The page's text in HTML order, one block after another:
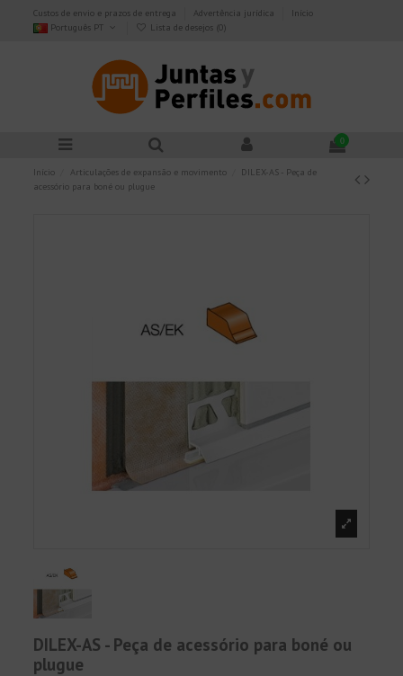
Custos de envio e prazos de entrega Advertência jurídica
Início
Português PT
Lista de desejos (0)
0
Início Articulações de expansão e movimento
DILEX-AS - Peça de
acessório para boné ou plugue
DILEX-AS - Peça de acessório para boné ou
plugue